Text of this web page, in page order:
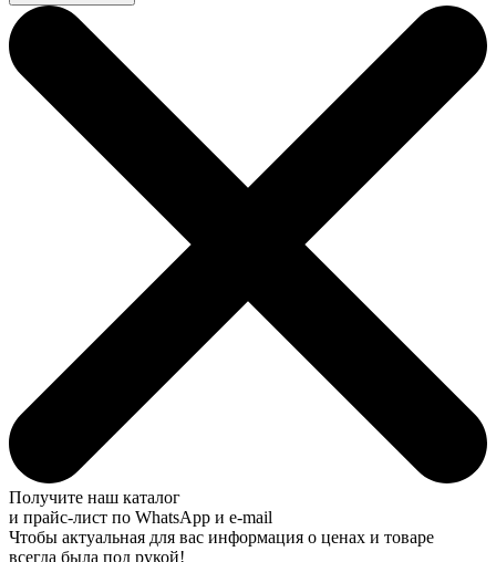
Получите наш каталог
и прайс-лист по WhatsApp и e-mail
Чтобы актуальная для вас информация о ценах и товаре
всегда была под рукой!